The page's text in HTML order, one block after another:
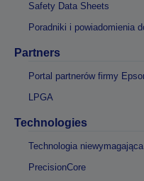
Safety Data Sheets
Poradniki i powiadomienia
Partners
Portal partnerów firmy
LPGA
Technologies
Technologia
PrecisionCore